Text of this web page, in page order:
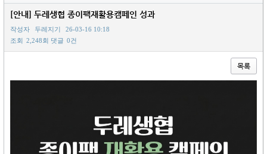
[안내] 두레생협 종이팩재활용캠페인 성과
작성자 두레지기
26-03-16 10:18
조회 2,248회 댓글 0건
목록